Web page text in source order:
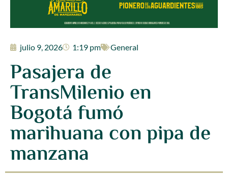
julio 9, 2026 1:19 pm General
Pasajera de
TransMilenio en
Bogotá fumó
marihuana con pipa de
manzana